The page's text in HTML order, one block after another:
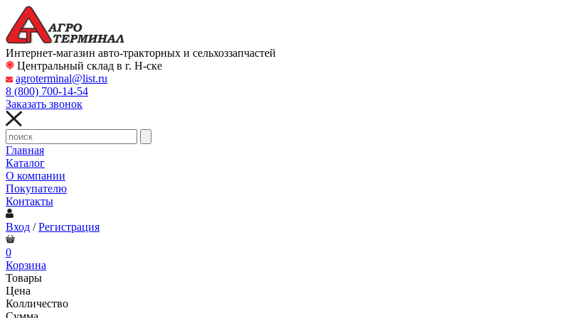
Интернет-магазин авто-тракторных и сельхоззапчастей
Центральный склад в г. Н-ске
agroterminal@list.ru
8 (800) 700-14-54
Заказать звонок
Главная
Каталог
О компании
Покупателю
Контакты
Вход /Регистрация
0
Корзина
Товары
Цена
Колличество